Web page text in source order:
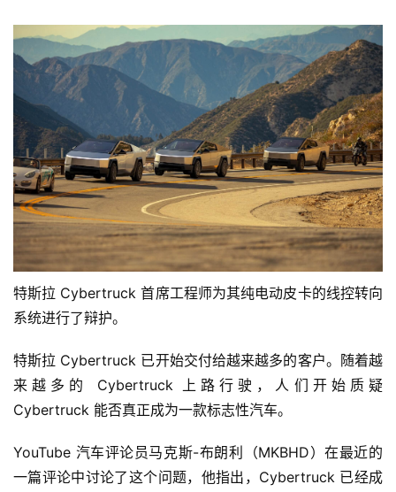
特斯拉 Cybertruck 首席工程师为其纯电动皮卡的线控转向
系统进行了辩护。
特斯拉 Cybertruck 已开始交付给越来越多的客户。随着越
来越多的 Cybertruck 上路行驶，人们开始质疑
Cybertruck 能否真正成为一款标志性汽车。
YouTube 汽车评论员马克斯-布朗利（MKBHD）在最近的
一篇评论中讨论了这个问题，他指出，Cybertruck 已经成